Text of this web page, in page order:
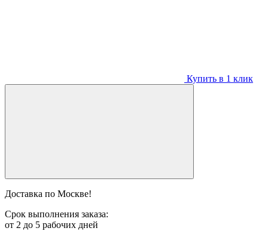
Купить в 1 клик
Доставка по Москве!
Срок выполнения заказа:
от 2 до 5 рабочих дней